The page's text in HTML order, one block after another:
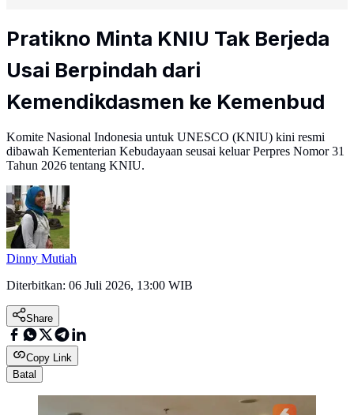
Pratikno Minta KNIU Tak Berjeda
Usai Berpindah dari
Kemendikdasmen ke Kemenbud
Komite Nasional Indonesia untuk UNESCO (KNIU) kini resmi
dibawah Kementerian Kebudayaan seusai keluar Perpres Nomor 31
Tahun 2026 tentang KNIU.
Dinny Mutiah
Diterbitkan: 06 Juli 2026, 13:00 WIB
Share
Copy Link
Batal